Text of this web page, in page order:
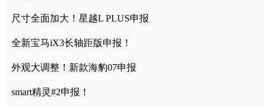
尺寸全面加大！星越L PLUS申报
全新宝马iX3长轴距版申报！
外观大调整！新款海豹07申报
smart精灵#2申报！